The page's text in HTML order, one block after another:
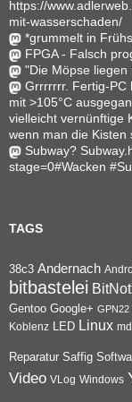
https://
mit-wasserschaden/
*grummelt in
FPGA - Falsch
"Die Möpse
Grrrrrrr. Fertig-PC
mit >105°C
vielleicht vernünftige
wenn man die Kisten
Subway?
stage=0#Wacken
TAGS
38c3 Andernach
bitbastelei
Gentoo Google+ GPN22
Koblenz LED Linux
Reparatur Saffig
Video VLog Windows